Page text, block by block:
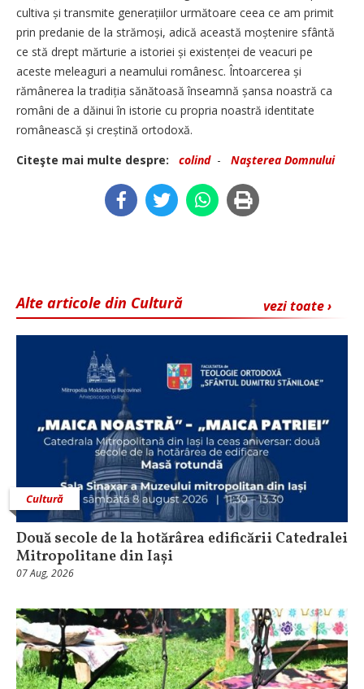
cultiva și transmite generațiilor următoare ceea ce am primit
prin predanie de la strămoși, adică această moștenire sfântă
ce stă drept mărturie a istoriei și existenței de veacuri pe
aceste meleaguri a neamului românesc. Întoarcerea și
rămânerea la tradiția sănătoasă înseamnă șansa noastră ca
români de a dăinui în istorie cu propria noastră identitate
românească și creștină ortodoxă.
Citeşte mai multe despre:
colind- Naşterea Domnului
vezi toate ›
Alte articole din Cultură
Cultură
Două secole de la hotărârea edificării Catedralei
Mitropolitane din Iași
07 Aug, 2026